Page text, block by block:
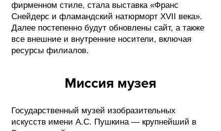
фирменном стиле, стала выставка «Франс
Снейдерс и фламандский натюрморт XVII века».
Далее постепенно будут обновлены сайт, а также
все внешние и внутренние носители, включая
ресурсы филиалов.
Миссия музея
Государственный музей изобразительных
искусств имени А.С. Пушкина — крупнейший в